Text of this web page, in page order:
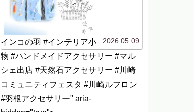
2026.05.09
インコの羽 #インテリア小
物 #ハンドメイドアクセサリー #マル
シェ出店 #天然石アクセサリー #川崎
コミュニティフェスタ #川崎ルフロン
#羽根アクセサリー" aria-